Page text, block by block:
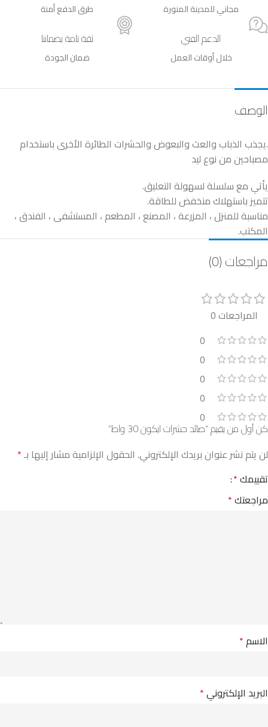
مجاني للمدينة المنورة طرق الدفع أمنة
الدعم الفني
خلال أوقات العمل
ثقة تامة بضماننا
ضمان الجودة
الوصف
.يجذب الذباب والعث والبعوض والحشرات الطائرة الأخرى باستخدام
مصباحين من نوع ليد
يأتي مع سلسلة لسهولة التعليق.
تتميز باستهلاك منخفض للطاقة.
مناسبة للمنزل ، المزرعة ، المصنع ، المطعم ، المستشفى ، الفندق ،
المكتب.
مراجعات (0)
المراجعات 0
0
0
0
0
0
كن أول من يقيم “صائد حشرات ايكون 30 واط”
لن يتم نشر عنوان بريدك الإلكتروني. الحقول الإلزامية مشار إليها بـ*
تقييمك*
مراجعتك*
الاسم*
البريد الإلكتروني*